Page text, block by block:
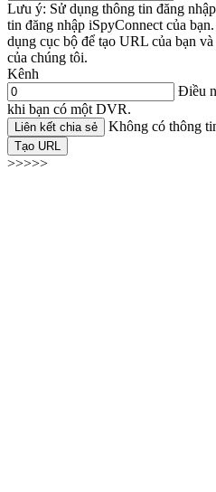
Lưu ý: Sử dụng thông tin đăng
tin đăng nhập iSpyConnect của
dụng cục bộ để tạo URL của bạn
của chúng tôi.
Kênh
Điều
khi bạn có một DVR.
Liên kết chia sẻ Không có thông
Tạo URL
>>>>>